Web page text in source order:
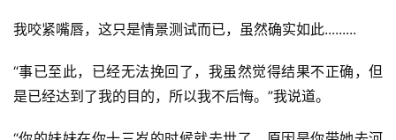
我咬紧嘴唇，这只是情景测试而已，虽然确实如此.........
“事已至此，已经无法挽回了，我虽然觉得结果不正确，但
是已经达到了我的目的，所以我不后悔。”我说道。